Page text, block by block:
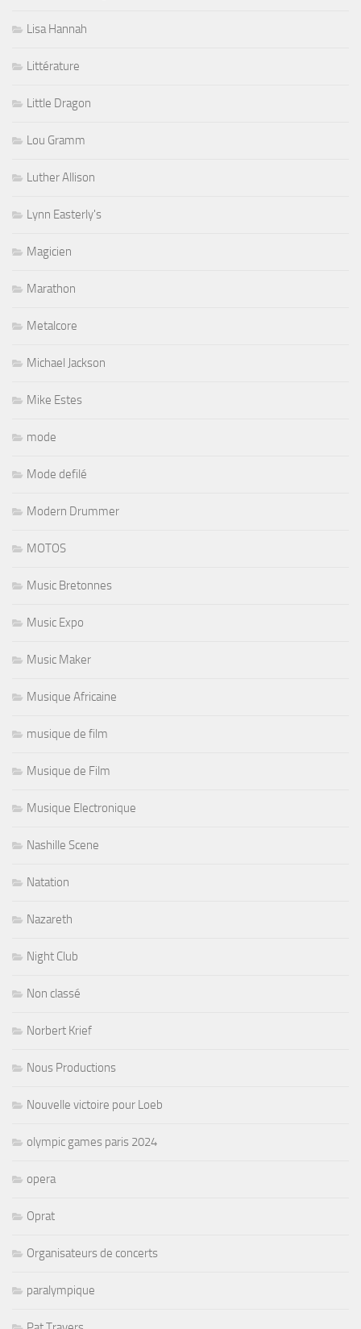
Lisa Hannah
Littérature
Little Dragon
Lou Gramm
Luther Allison
Lynn Easterly's
Magicien
Marathon
Metalcore
Michael Jackson
Mike Estes
mode
Mode defilé
Modern Drummer
MOTOS
Music Bretonnes
Music Expo
Music Maker
Musique Africaine
musique de film
Musique de Film
Musique Electronique
Nashille Scene
Natation
Nazareth
Night Club
Non classé
Norbert Krief
Nous Productions
Nouvelle victoire pour Loeb
olympic games paris 2024
opera
Oprat
Organisateurs de concerts
paralympique